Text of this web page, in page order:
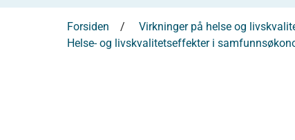
Forsiden
Virkninger på helse og
Helse- og livskvalitetseffekter i